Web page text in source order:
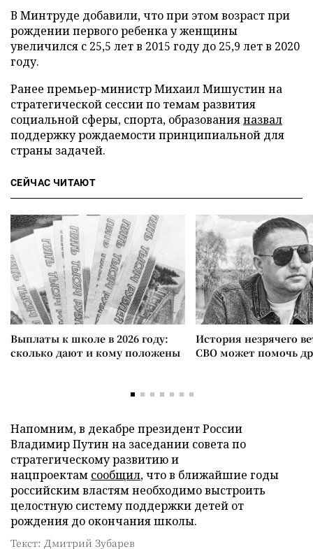
В Минтруде добавили, что при этом возраст при
рождении первого ребенка у женщины
увеличился с 25,5 лет в 2015 году до 25,9 лет в 2020
году.
Ранее премьер-министр Михаил Мишустин на
стратегической сессии по темам развития
социальной сферы, спорта, образованияназвал
поддержку рождаемости принципиальной для
страны задачей.
СЕЙЧАС ЧИТАЮТ
Выплаты к школе в 2026 году:
сколько дают и кому положены
История незрячего
СВО может помочь
Напомним, в декабре президент России
Владимир Путин на заседании совета по
стратегическому развитию и
нацпроектам сообщил, что в ближайшие годы
российским властям необходимо выстроить
целостную систему поддержки детей от
рождения до окончания школы.
Текст: Дмитрий Зубарев